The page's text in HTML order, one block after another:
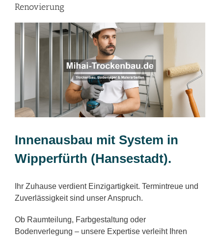
Renovierung
Innenausbau mit System in
Wipperfürth (Hansestadt).
Ihr Zuhause verdient Einzigartigkeit. Termintreue und
Zuverlässigkeit sind unser Anspruch.
Ob Raumteilung, Farbgestaltung oder
Bodenverlegung – unsere Expertise verleiht Ihren